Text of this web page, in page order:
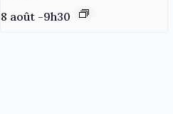
8 août -9h30